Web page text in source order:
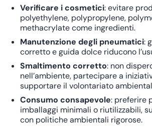
Verificare i cosmetici: evitare
polyethylene, polypropylene,
methacrylate come ingredienti.
Manutenzione degli pneumatici:
corretto e guida dolce riducono
Smaltimento corretto: non
nell’ambiente, partecipare a
supportare il volontariato
Consumo consapevole: preferire
imballaggi minimali o riutilizzabili,
con politiche ambientali rigorose.